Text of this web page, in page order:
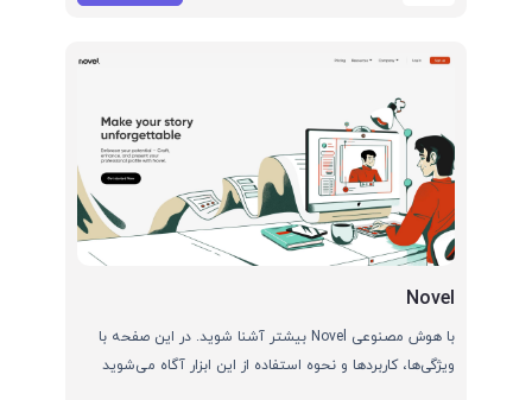
Novel
با هوش مصنوعی Novel بیشتر آشنا شوید. در این صفحه با
ویژگی‌ها، کاربردها و نحوه استفاده از این ابزار آگاه می‌شوید